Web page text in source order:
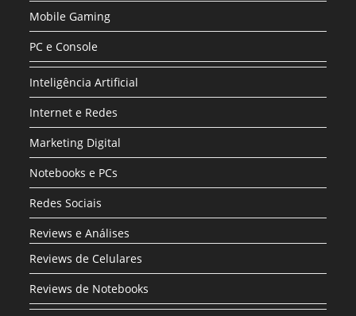
Mobile Gaming
PC e Console
Inteligência Artificial
Internet e Redes
Marketing Digital
Notebooks e PCs
Redes Sociais
Reviews e Análises
Reviews de Celulares
Reviews de Notebooks